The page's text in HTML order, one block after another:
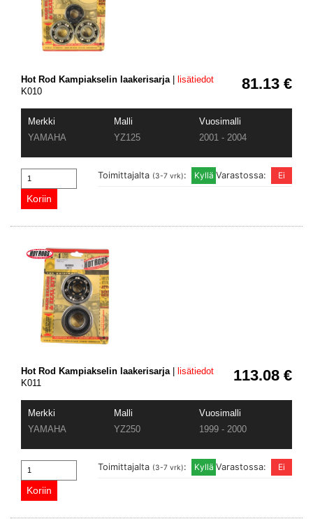
81.13 €
Hot Rod Kampiakselin laakerisarja | lisätiedot
K010
Merkki Malli
Vuosimalli
YAMAHA
YZ125 2001 - 2004
Varastossa:
Toimittajalta (3-7 vrk):
113.08 €
Hot Rod Kampiakselin laakerisarja | lisätiedot
K011
Merkki Malli
Vuosimalli
YAMAHA
YZ250 1999 - 2000
Varastossa:
Toimittajalta (3-7 vrk):